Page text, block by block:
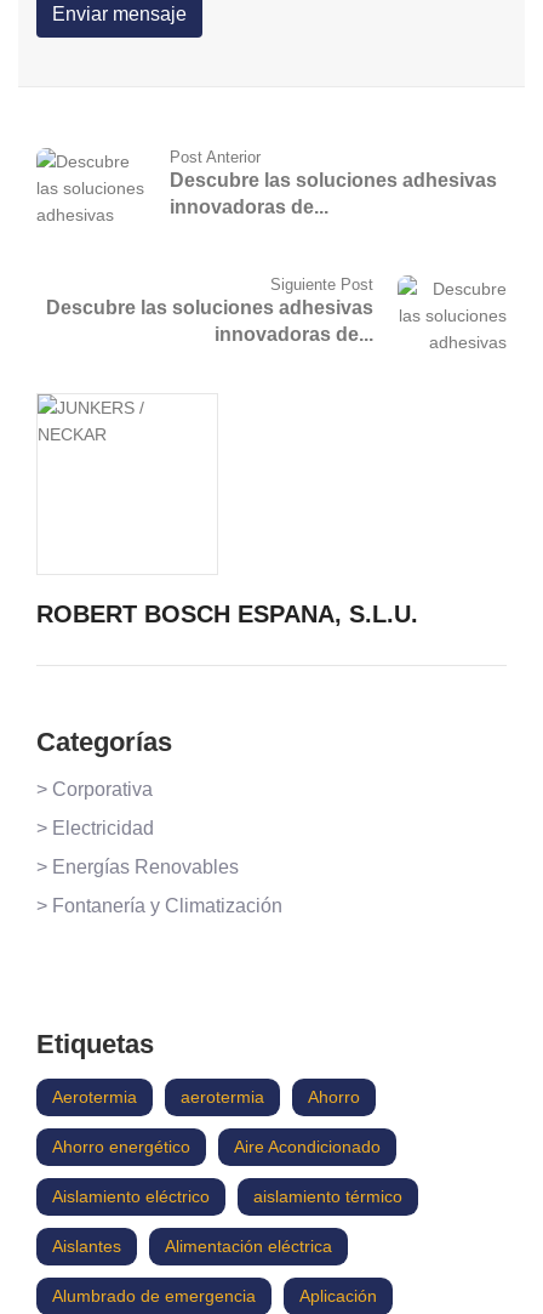
Post Anterior
Descubre las soluciones adhesivas
innovadoras de...
Siguiente Post
Descubre las soluciones adhesivas
innovadoras de...
ROBERT BOSCH ESPANA, S.L.U.
Categorías
> Corporativa
> Electricidad
> Energías Renovables
> Fontanería y Climatización
Etiquetas
Aerotermia aerotermia Ahorro
Ahorro energético Aire Acondicionado
Aislamiento eléctrico aislamiento térmico
Aislantes Alimentación eléctrica
Alumbrado de emergencia Aplicación